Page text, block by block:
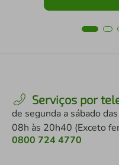
Serviços por
de segunda a sábado das
08h às 20h40 (Exceto
0800 724 4770